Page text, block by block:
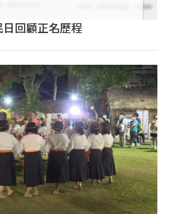
回顧正名歷程